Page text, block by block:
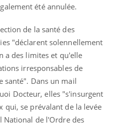
été annulée.
de la santé des
"déclarent solennellement
a des limites et qu'elle
irresponsables de
santé". Dans un mail
Docteur, elles "s'insurgent
qui, se prévalant de la levée
National de l'Ordre des